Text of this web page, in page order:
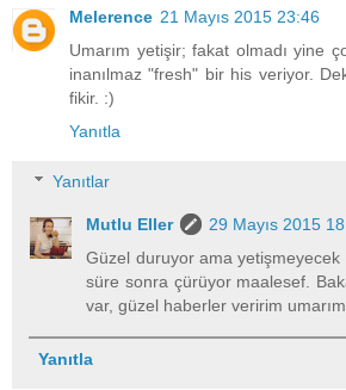
Melerence 21 Mayıs 2015 23:46
Umarım yetişir; fakat olmadı yine
inanılmaz "fresh" bir his veriyor.
fikir. :)
Yanıtla
Yanıtlar
Mutlu Eller
29 Mayıs 2015
Güzel duruyor ama
süre sonra çürüyor maalesef.
var, güzel haberler veririm
Yanıtla